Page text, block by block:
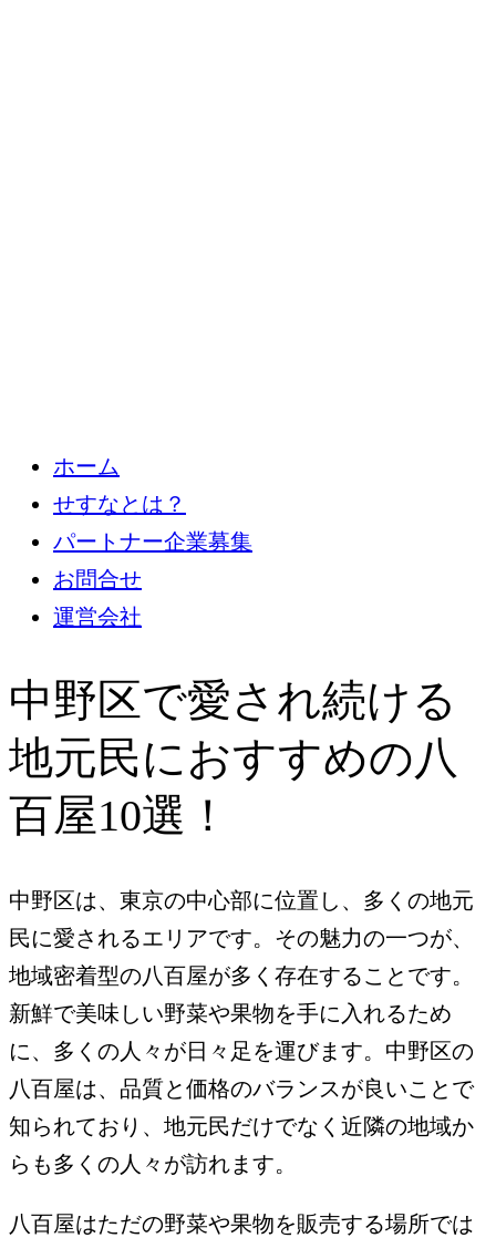
ホーム
せすなとは？
パートナー企業募集
お問合せ
運営会社
中野区で愛され続ける
地元民におすすめの八
百屋10選！
中野区は、東京の中心部に位置し、多くの地元
民に愛されるエリアです。その魅力の一つが、
地域密着型の八百屋が多く存在することです。
新鮮で美味しい野菜や果物を手に入れるため
に、多くの人々が日々足を運びます。中野区の
八百屋は、品質と価格のバランスが良いことで
知られており、地元民だけでなく近隣の地域か
らも多くの人々が訪れます。
八百屋はただの野菜や果物を販売する場所では